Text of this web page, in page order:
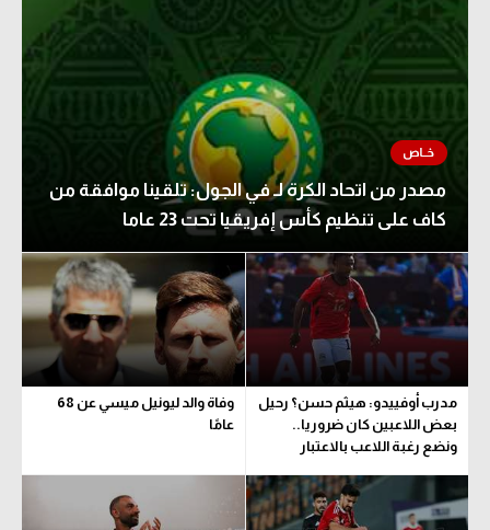
مصدر من اتحاد الكرة لـ في الجول: تلقينا موافقة من
كاف على تنظيم كأس إفريقيا تحت 23 عاما
مدرب أوفييدو: هيثم حسن؟ رحيل
بعض اللاعبين كان ضروريا..
ونضع رغبة اللاعب بالاعتبار
وفاة والد ليونيل ميسي عن 68
عامًا